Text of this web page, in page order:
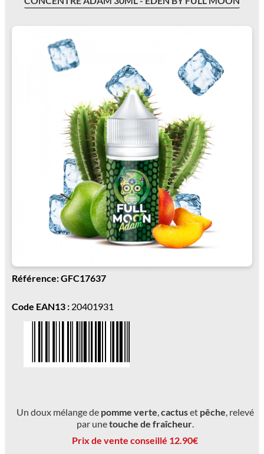
Référence: GFC17637
Code EAN13 : 20401931
Un doux mélange de pomme verte,cactuset pêche, relevé
par unetouche de fraîcheur.
Prix de vente conseillé 12.90€